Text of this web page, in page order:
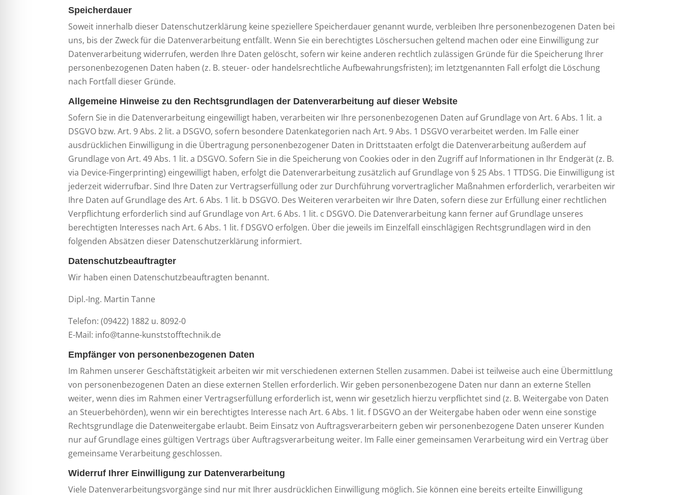
Speicherdauer
Soweit innerhalb dieser Datenschutzerklärung keine speziellere Speicherdauer genannt wurde, verbleiben Ihre personenbezogenen Daten bei
uns, bis der Zweck für die Datenverarbeitung entfällt. Wenn Sie ein berechtigtes Löschersuchen geltend machen oder eine Einwilligung zur
Datenverarbeitung widerrufen, werden Ihre Daten gelöscht, sofern wir keine anderen rechtlich zulässigen Gründe für die Speicherung Ihrer
personenbezogenen Daten haben (z. B. steuer- oder handelsrechtliche Aufbewahrungsfristen); im letztgenannten Fall erfolgt die Löschung
nach Fortfall dieser Gründe.
Allgemeine Hinweise zu den Rechtsgrundlagen der Datenverarbeitung auf dieser Website
Sofern Sie in die Datenverarbeitung eingewilligt haben, verarbeiten wir Ihre personenbezogenen Daten auf Grundlage von Art. 6 Abs. 1 lit. a
DSGVO bzw. Art. 9 Abs. 2 lit. a DSGVO, sofern besondere Datenkategorien nach Art. 9 Abs. 1 DSGVO verarbeitet werden. Im Falle einer
ausdrücklichen Einwilligung in die Übertragung personenbezogener Daten in Drittstaaten erfolgt die Datenverarbeitung außerdem auf
Grundlage von Art. 49 Abs. 1 lit. a DSGVO. Sofern Sie in die Speicherung von Cookies oder in den Zugriff auf Informationen in Ihr Endgerät (z. B.
via Device-Fingerprinting) eingewilligt haben, erfolgt die Datenverarbeitung zusätzlich auf Grundlage von § 25 Abs. 1 TTDSG. Die Einwilligung ist
jederzeit widerrufbar. Sind Ihre Daten zur Vertragserfüllung oder zur Durchführung vorvertraglicher Maßnahmen erforderlich, verarbeiten wir
Ihre Daten auf Grundlage des Art. 6 Abs. 1 lit. b DSGVO. Des Weiteren verarbeiten wir Ihre Daten, sofern diese zur Erfüllung einer rechtlichen
Verpflichtung erforderlich sind auf Grundlage von Art. 6 Abs. 1 lit. c DSGVO. Die Datenverarbeitung kann ferner auf Grundlage unseres
berechtigten Interesses nach Art. 6 Abs. 1 lit. f DSGVO erfolgen. Über die jeweils im Einzelfall einschlägigen Rechtsgrundlagen wird in den
folgenden Absätzen dieser Datenschutzerklärung informiert.
Datenschutz­beauftragter
Wir haben einen Datenschutzbeauftragten benannt.
Dipl.-Ing. Martin Tanne
Telefon: (09422) 1882 u. 8092-0
E-Mail: info@tanne-kunststofftechnik.de
Empfänger von personenbezogenen Daten
Im Rahmen unserer Geschäftstätigkeit arbeiten wir mit verschiedenen externen Stellen zusammen. Dabei ist teilweise auch eine Übermittlung
von personenbezogenen Daten an diese externen Stellen erforderlich. Wir geben personenbezogene Daten nur dann an externe Stellen
weiter, wenn dies im Rahmen einer Vertragserfüllung erforderlich ist, wenn wir gesetzlich hierzu verpflichtet sind (z. B. Weitergabe von Daten
an Steuerbehörden), wenn wir ein berechtigtes Interesse nach Art. 6 Abs. 1 lit. f DSGVO an der Weitergabe haben oder wenn eine sonstige
Rechtsgrundlage die Datenweitergabe erlaubt. Beim Einsatz von Auftragsverarbeitern geben wir personenbezogene Daten unserer Kunden
nur auf Grundlage eines gültigen Vertrags über Auftragsverarbeitung weiter. Im Falle einer gemeinsamen Verarbeitung wird ein Vertrag über
gemeinsame Verarbeitung geschlossen.
Widerruf Ihrer Einwilligung zur Datenverarbeitung
Viele Datenverarbeitungsvorgänge sind nur mit Ihrer ausdrücklichen Einwilligung möglich. Sie können eine bereits erteilte Einwilligung